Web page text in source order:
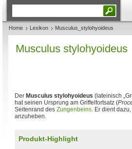
Home Lexikon Musculus_stylohyoideus
Musculus stylohyoideus
Der Musculus stylohyoideus (lateinisch
hat seinen Ursprung am Griffelfortsatz (
Seitenrand des Zungenbeins. Er dient
anzuheben.
Produkt-Highlight